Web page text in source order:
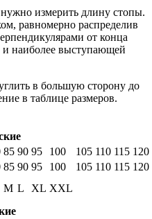
измерить длину стопы.
равномерно распределив
от конца
наиболее выступающей
в большую сторону до
в таблице размеров.
85 90 95 100 105 110 115 120
85 90 95 100 105 110 115 120
M L XL XXL